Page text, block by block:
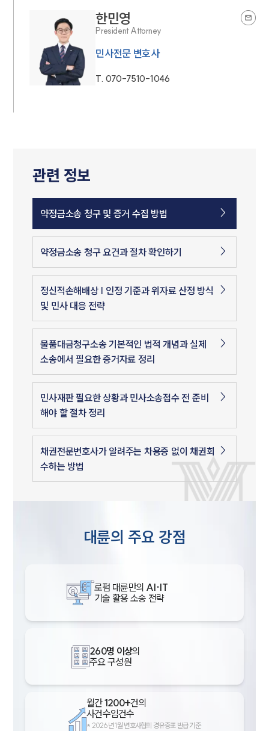
한민영
President Attorney
민사전문 변호사
T. 070-7510-1046
관련 정보
약정금소송 청구 및 증거 수집 방법
약정금소송 청구 요건과 절차 확인하기
정신적손해배상 | 인정 기준과 위자료 산정 방식
및 민사 대응 전략
물품대금청구소송 기본적인 법적 개념과 실제
소송에서 필요한 증거자료 정리
민사재판 필요한 상황과 민사소송접수 전 준비
해야 할 절차 정리
채권전문변호사가 알려주는 차용증 없이 채권회
수하는 방법
대륜의 주요 강점
로펌 대륜만의 AI·IT
기술 활용 소송 전략
260명 이상의
주요 구성원
월간1200+건의
사건수임건수
* 2026년 1월 변호사협회 경유증표 발급 기준